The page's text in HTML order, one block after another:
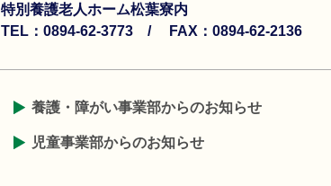
特別養護老人ホーム松葉寮内
TEL：0894-62-3773 /
FAX：0894-62-2136
養護・障がい事業部からのお知らせ
児童事業部からのお知らせ